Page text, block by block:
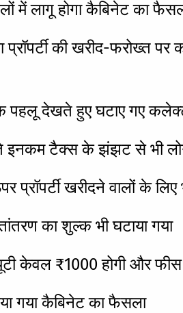
में लागू होगा कैबिनेट का
की खरीद-फरोख्त
पहलू देखते हुए घटाए गए
इनकम टैक्स के झंझट से भी
खरीदने वालों के
का शुल्क भी घटाया गया
केवल ₹1000 होगी और
गया कैबिनेट का फैसला